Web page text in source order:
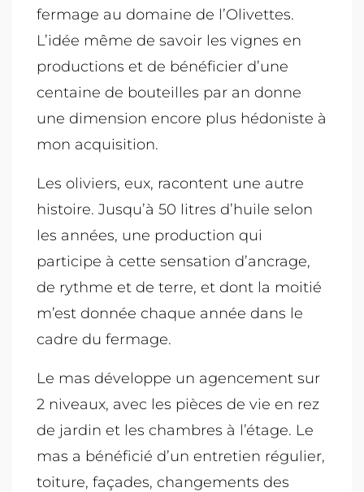
fermage au domaine de l’Olivettes.
L’idée même de savoir les vignes en
productions et de bénéficier d’une
centaine de bouteilles par an donne
une dimension encore plus hédoniste à
mon acquisition.
Les oliviers, eux, racontent une autre
histoire. Jusqu’à 50 litres d’huile selon
les années, une production qui
participe à cette sensation d’ancrage,
de rythme et de terre, et dont la moitié
m’est donnée chaque année dans le
cadre du fermage.
Le mas développe un agencement sur
2 niveaux, avec les pièces de vie en rez
de jardin et les chambres à l’étage. Le
mas a bénéficié d’un entretien régulier,
toiture, façades, changements des